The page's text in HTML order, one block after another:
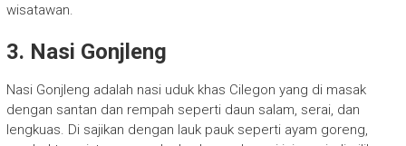
wisatawan.
3. Nasi Gonjleng
Nasi Gonjleng adalah nasi uduk khas Cilegon yang di masak
dengan santan dan rempah seperti daun salam, serai, dan
lengkuas. Di sajikan dengan lauk pauk seperti ayam goreng,